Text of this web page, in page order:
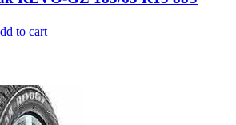
to cart